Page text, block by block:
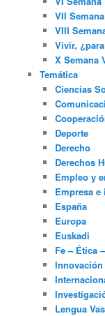
VII
VIII
Vivir,
X Semana
Temática
Ciencias
Deporte
Derecho
Derechos
Empleo y
Empresa
España
Europa
Euskadi
Fe – Ética
Innovación
Lengua